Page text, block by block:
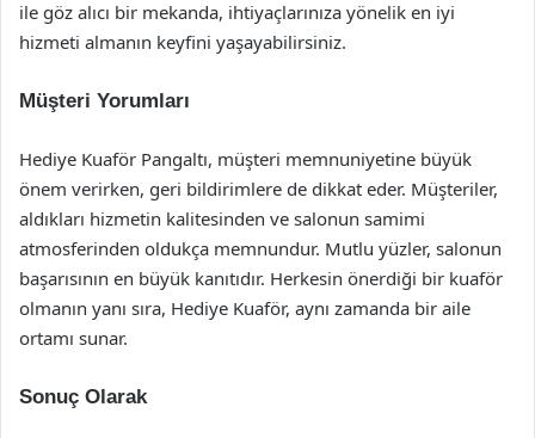
ile göz alıcı bir mekanda, ihtiyaçlarınıza yönelik en iyi
hizmeti almanın keyfini yaşayabilirsiniz.
Müşteri Yorumları
Hediye Kuaför Pangaltı, müşteri memnuniyetine büyük
önem verirken, geri bildirimlere de dikkat eder. Müşteriler,
aldıkları hizmetin kalitesinden ve salonun samimi
atmosferinden oldukça memnundur. Mutlu yüzler, salonun
başarısının en büyük kanıtıdır. Herkesin önerdiği bir kuaför
olmanın yanı sıra, Hediye Kuaför, aynı zamanda bir aile
ortamı sunar.
Sonuç Olarak